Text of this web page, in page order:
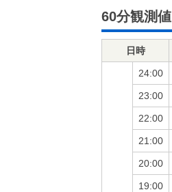
60分観測値
日時
24:00
23:00
22:00
21:00
20:00
19:00